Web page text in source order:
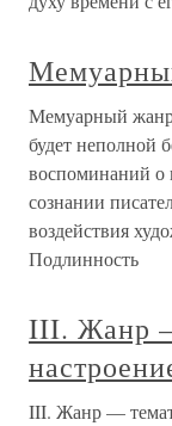
Мемуарный жанр
будет неполной
воспоминаний о
сознании
воздействия
Подлинность
III. Жанр
III. Жанр —